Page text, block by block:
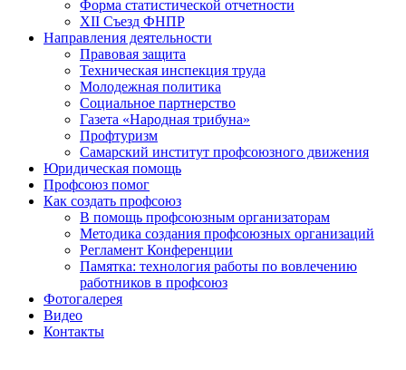
Форма статистической отчетности
XII Съезд ФНПР
Направления деятельности
Правовая защита
Техническая инспекция труда
Молодежная политика
Социальное партнерство
Газета «Народная трибуна»
Профтуризм
Самарский институт профсоюзного движения
Юридическая помощь
Профсоюз помог
Как создать профсоюз
В помощь профсоюзным организаторам
Методика создания профсоюзных организаций
Регламент Конференции
Памятка: технология работы по вовлечению
работников в профсоюз
Фотогалерея
Видео
Контакты